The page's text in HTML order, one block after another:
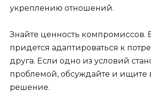
укреплению отношений.
Знайте ценность компромиссов.
придется адаптироваться к
друга. Если одно из условий
проблемой, обсуждайте и ищите
решение.